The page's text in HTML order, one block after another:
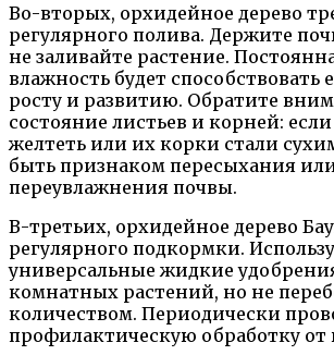
Во-вторых, орхидейное дерево
регулярного полива. Держите
не заливайте растение.
влажность будет способствовать
росту и развитию. Обратите
состояние листьев и корней:
желтеть или их корки стали
быть признаком пересыхания
переувлажнения почвы.
В-третьих, орхидейное дерево
регулярного подкормки.
универсальные жидкие
комнатных растений, но не
количеством. Периодически
профилактическую обработку от